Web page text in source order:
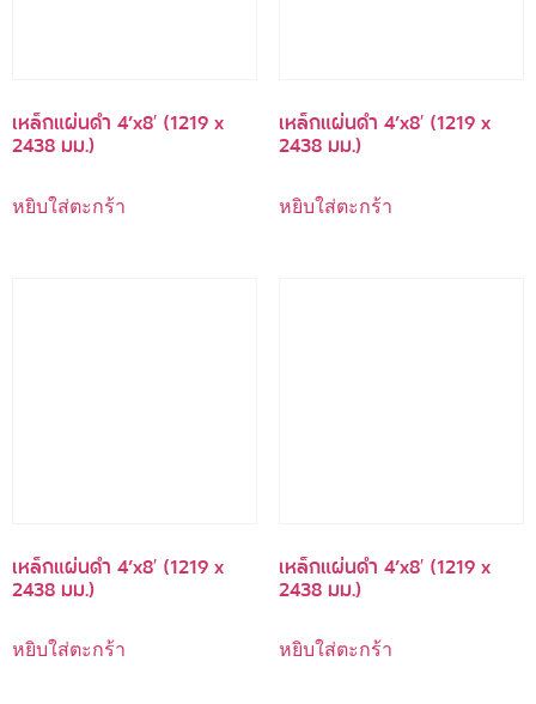
เหล็กแผ่นดำ 4’x8′ (1219 x
2438 มม.)
หยิบใส่ตะกร้า
เหล็กแผ่นดำ 4’x8′ (1219 x
2438 มม.)
หยิบใส่ตะกร้า
เหล็กแผ่นดำ 4’x8′ (1219 x
2438 มม.)
หยิบใส่ตะกร้า
เหล็กแผ่นดำ 4’x8′ (1219 x
2438 มม.)
หยิบใส่ตะกร้า